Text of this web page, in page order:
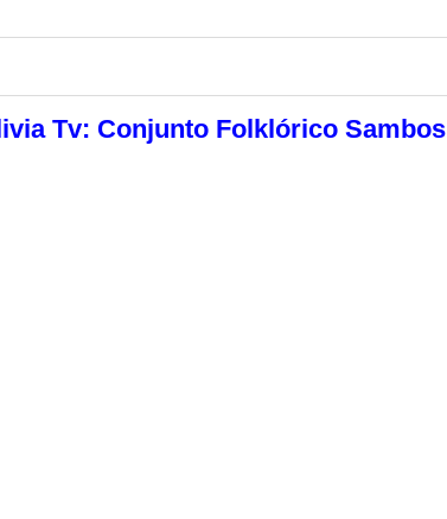
Tv: Conjunto Folklórico Sambos